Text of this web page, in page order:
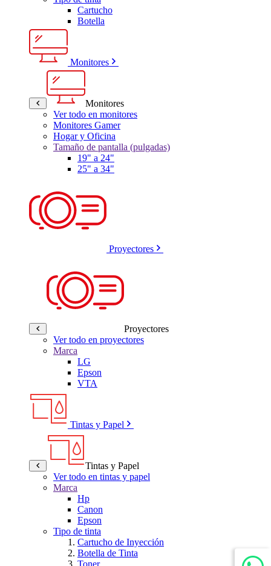
Cartucho
Botella
Monitores
Monitores
Ver todo en monitores
Monitores Gamer
Hogar y Oficina
Tamaño de pantalla (pulgadas)
19" a 24"
25" a 34"
Proyectores
Proyectores
Ver todo en proyectores
Marca
LG
Epson
VTA
Tintas y Papel
Tintas y Papel
Ver todo en tintas y papel
Marca
Hp
Canon
Epson
Tipo de tinta
Cartucho de Inyección
Botella de Tinta
Toner